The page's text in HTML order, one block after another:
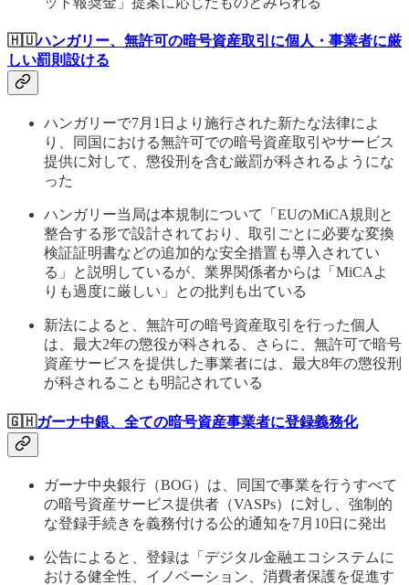
🇭🇺ハンガリー、無許可の暗号資産取引に個人・事業者に厳
しい罰則設ける
ハンガリーで7月1日より施行された新たな法律によ
り、同国における無許可での暗号資産取引やサービス
提供に対して、懲役刑を含む厳罰が科されるようにな
った
ハンガリー当局は本規制について「EUのMiCA規則と
整合する形で設計されており、取引ごとに必要な変換
検証証明書などの追加的な安全措置も導入されてい
る」と説明しているが、業界関係者からは「MiCAよ
りも過度に厳しい」との批判も出ている
新法によると、無許可の暗号資産取引を行った個人
は、最大2年の懲役が科される、さらに、無許可で暗号
資産サービスを提供した事業者には、最大8年の懲役刑
が科されることも明記されている
🇬🇭ガーナ中銀、全ての暗号資産事業者に登録義務化
ガーナ中央銀行（BOG）は、同国で事業を行うすべて
の暗号資産サービス提供者（VASPs）に対し、強制的
な登録手続きを義務付ける公的通知を7月10日に発出
公告によると、登録は「デジタル金融エコシステムに
おける健全性、イノベーション、消費者保護を促進す